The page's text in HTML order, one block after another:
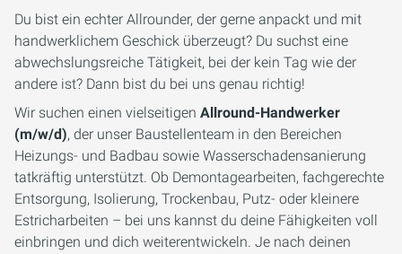
Du bist ein echter Allrounder, der gerne anpackt und mit
handwerklichem Geschick überzeugt? Du suchst eine
abwechslungsreiche Tätigkeit, bei der kein Tag wie der
andere ist? Dann bist du bei uns genau richtig!
Wir suchen einen vielseitigen Allround-Handwerker
(m/w/d), der unser Baustellenteam in den Bereichen
Heizungs- und Badbau sowie Wasserschadensanierung
tatkräftig unterstützt. Ob Demontagearbeiten, fachgerechte
Entsorgung, Isolierung, Trockenbau, Putz- oder kleinere
Estricharbeiten – bei uns kannst du deine Fähigkeiten voll
einbringen und dich weiterentwickeln. Je nach deinen